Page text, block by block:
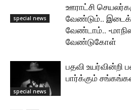
special news
ஊராட்சி
வேண்டும்..
வேண்டாம்.. -
வேண்டுகோள்
special news
பதவி உயர்வின்றி
பார்க்கும்